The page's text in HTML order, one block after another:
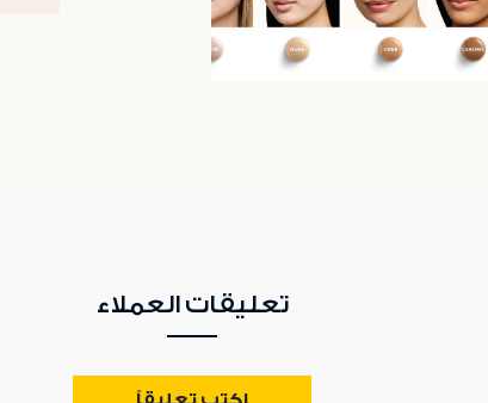
تعليقات العملاء